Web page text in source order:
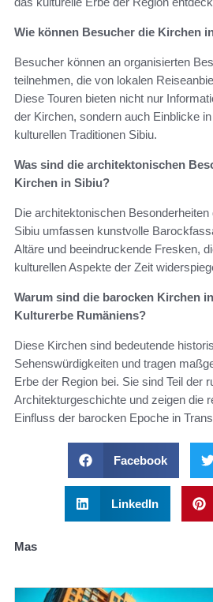
Wie können Besucher die Kirchen
Besucher können an organisierten
teilnehmen, die von lokalen
Diese Touren bieten nicht nur
der Kirchen, sondern auch Einblicke
kulturellen Traditionen Sibiu.
Was sind die architektonischen
Kirchen in Sibiu?
Die architektonischen
Sibiu umfassen kunstvolle
Altäre und beeindruckende Fresken,
kulturellen Aspekte der Zeit
Warum sind die barocken Kirchen
Kulturerbe Rumäniens?
Diese Kirchen sind bedeutende
Sehenswürdigkeiten und tragen
Erbe der Region bei. Sie sind Teil der
Architekturgeschichte und zeigen die
Einfluss der barocken Epoche in
Facebook
LinkedIn
Mas